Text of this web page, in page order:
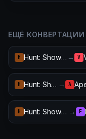
ЕЩЁ КОНВЕРТАЦИИ
H Hunt: Showdown → V
H Hunt: Showdown → A
H Hunt: Showdown → F